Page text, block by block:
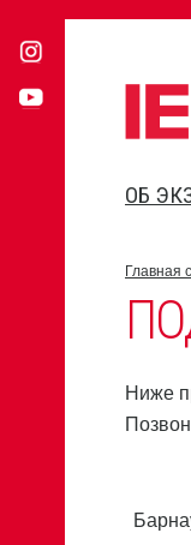
ОБ
Главная
Ниже